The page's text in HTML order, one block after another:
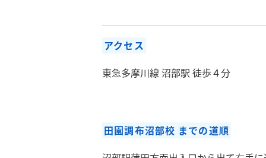
アクセス
東急多摩川線 沼部駅 徒歩４分
田園調布沼部校 までの道順